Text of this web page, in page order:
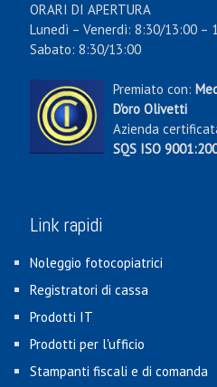
ORARI DI APERTURA
Lunedì – Venerdì: 8:30/13:00 –
Sabato: 8:30/13:00
Premiato con:
D'oro Olivetti
Azienda
SQS ISO
Link rapidi
Noleggio fotocopiatrici
Registratori di cassa
Prodotti IT
Prodotti per l'ufficio
Stampanti fiscali e di comanda